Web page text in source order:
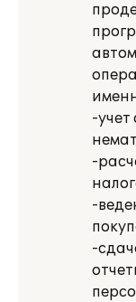
-учет
-
-
-